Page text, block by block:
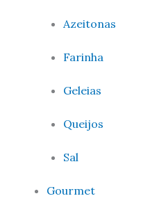
Azeitonas
Farinha
Geleias
Queijos
Sal
Gourmet